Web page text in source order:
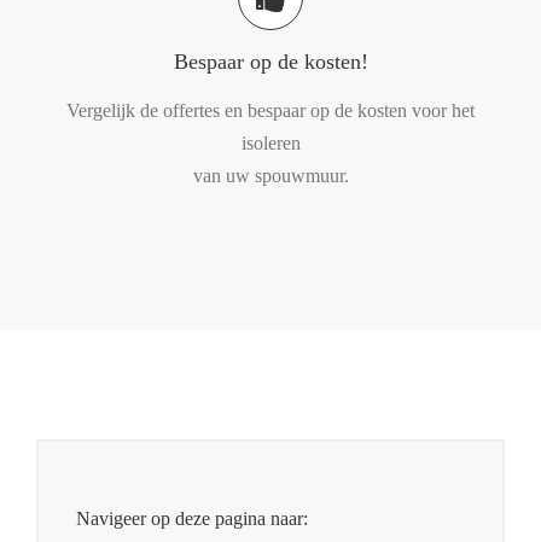
Bespaar op de kosten!
Vergelijk de offertes en bespaar op de kosten voor het
isoleren
van uw spouwmuur.
Navigeer op deze pagina naar: